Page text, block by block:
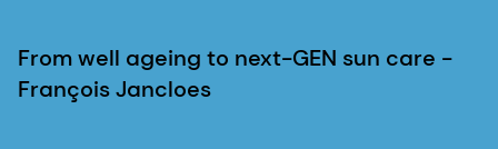
From well ageing to next-GEN sun care -
François Jancloes